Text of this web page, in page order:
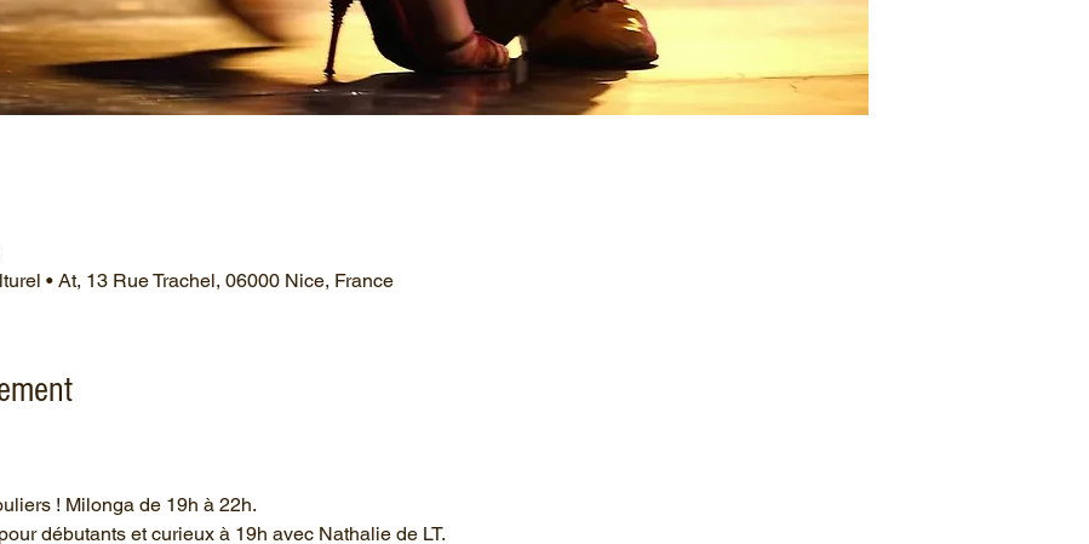
• At, 13 Rue Trachel, 06000 Nice, France
! Milonga de 19h à 22h.
débutants et curieux à 19h avec Nathalie de LT.